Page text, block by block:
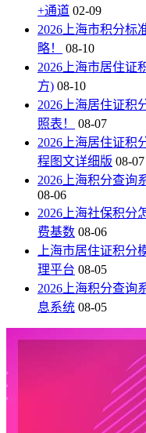
+通道 02-09
2026上海市积分标
略！
08-10
2026上海市居住证
方) 08-10
2026上海居住证积
照表！
08-07
2026上海居住证积
程图文详细版 08-07
2026上海积分查询
08-06
2026上海社保积分
费基数 08-06
上海市居住证积
理平台 08-05
2026上海积分查询
息系统 08-05